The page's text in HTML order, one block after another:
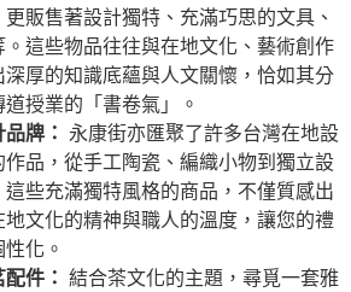
販售著設計獨特、充滿巧思的文具、
這些物品往往與在地文化、藝術創作
厚的知識底蘊與人文關懷，恰如其分
授業的「書卷氣」。
牌：
永康街亦匯聚了許多台灣在地設
作品，從手工陶瓷、編織小物到獨立設
這些充滿獨特風格的商品，不僅質感出
地文化的精神與職人的溫度，讓您的禮
化。
件： 結合茶文化的主題，尋覓一套雅